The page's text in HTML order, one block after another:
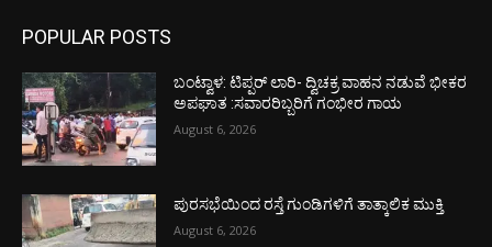
POPULAR POSTS
ಬಂಟ್ವಾಳ: ಟಿಪ್ಪರ್ ಲಾರಿ- ದ್ವಿಚಕ್ರ ವಾಹನ ನಡುವೆ ಭೀಕರ
ಅಪಘಾತ :ಸವಾರರಿಬ್ಬರಿಗೆ ಗಂಭೀರ ಗಾಯ
August 6, 2026
ಪುರಸಭೆಯಿಂದ ರಸ್ತೆ ಗುಂಡಿಗಳಿಗೆ ತಾತ್ಕಾಲಿಕ ಮುಕ್ತಿ
August 6, 2026